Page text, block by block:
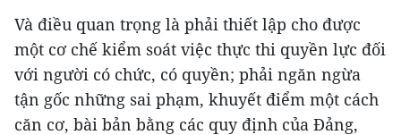
Và điều quan trọng là phải thiết lập cho được
một cơ chế kiểm soát việc thực thi quyền lực đối
với người có chức, có quyền; phải ngăn ngừa
tận gốc những sai phạm, khuyết điểm một cách
căn cơ, bài bản bằng các quy định của Đảng,